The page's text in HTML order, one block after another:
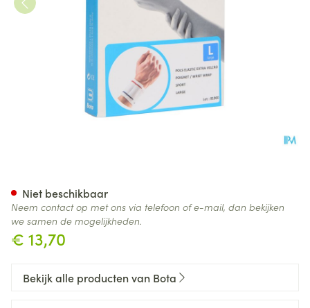
€ 13,70
Niet beschikbaar
Neem contact op met ons via telefoon of e-mail, dan bekijken
we samen de mogelijkheden.
Bekijk alle producten van Bota